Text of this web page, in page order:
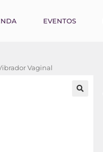
EVENTOS
Vaginal